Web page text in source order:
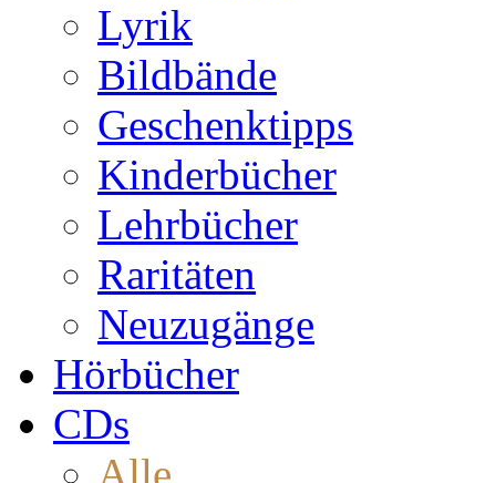
Lyrik
Bildbände
Geschenktipps
Kinderbücher
Lehrbücher
Raritäten
Neuzugänge
Hörbücher
CDs